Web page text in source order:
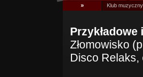
» Klub
Przykładowe
Złomowisko
Disco